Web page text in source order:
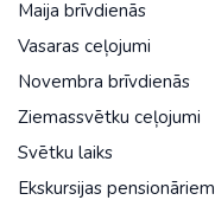
Maija brīvdienās
Vasaras ceļojumi
Novembra brīvdienās
Ziemassvētku ceļojumi
Svētku laiks
Ekskursijas pensionāriem